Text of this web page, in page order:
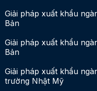
Giải pháp xuất khẩu
Bản
Giải pháp xuất khẩu
Bản
Giải pháp xuất khẩu
trường Nhật Mỹ